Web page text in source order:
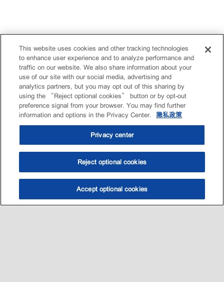
选油助手 查找门店
This website uses cookies and other tracking technologies
to enhance user experience and to analyze performance and
traffic on our website. We also share information about your
use of our site with our social media, advertising and
analytics partners, but you may opt out of this sharing by
using the “Reject optional cookies” button or by opt-out
preference signal from your browser. You may find further
information and options in the Privacy Center.
隐私政策
Privacy center
Reject optional cookies
Accept optional cookies